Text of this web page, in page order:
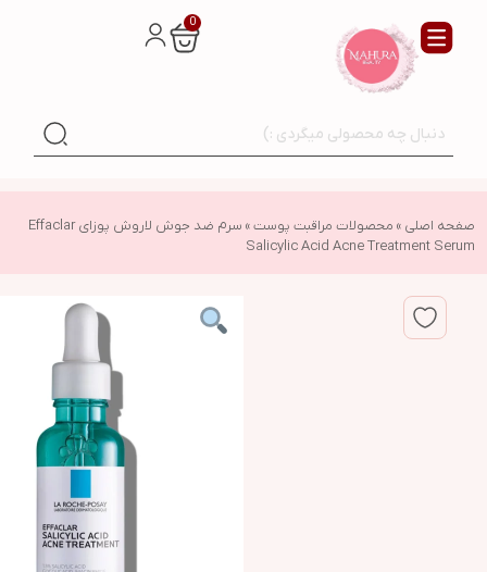
0
صفحه اصلی » محصولات مراقبت پوست»
سرم ضد جوش لاروش پوزای Effaclar
Salicylic Acid Acne Treatment Serum